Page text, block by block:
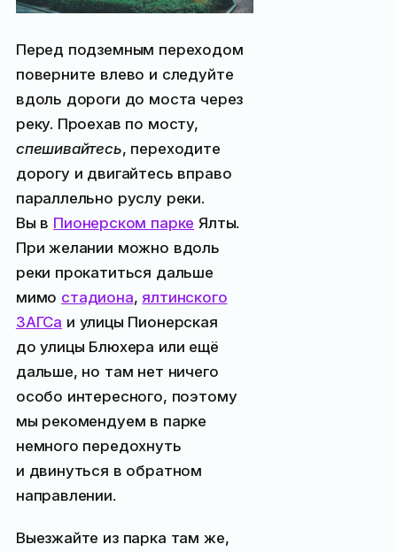
Перед подземным переходом
поверните влево и следуйте
вдоль дороги до моста через
реку. Проехав по мосту,
спешивайтесь, переходите
дорогу и двигайтесь вправо
параллельно руслу реки.
Вы в Пионерском парке Ялты.
При желании можно вдоль
реки прокатиться дальше
мимо стадиона,ялтинского
ЗАГСа и улицы Пионерская
до улицы Блюхера или ещё
дальше, но там нет ничего
особо интересного, поэтому
мы рекомендуем в парке
немного передохнуть
и двинуться в обратном
направлении.
Выезжайте из парка там же,